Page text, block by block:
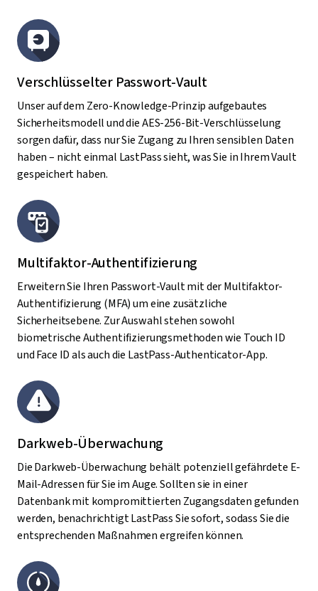
Verschlüsselter Passwort-Vault
Unser auf dem Zero-Knowledge-Prinzip aufgebautes
Sicherheitsmodell und die AES-256-Bit-Verschlüsselung
sorgen dafür, dass nur Sie Zugang zu Ihren sensiblen Daten
haben – nicht einmal LastPass sieht, was Sie in Ihrem Vault
gespeichert haben.
Multifaktor-Authentifizierung
Erweitern Sie Ihren Passwort-Vault mit der Multifaktor-
Authentifizierung (MFA) um eine zusätzliche
Sicherheitsebene. Zur Auswahl stehen sowohl
biometrische Authentifizierungsmethoden wie Touch ID
und Face ID als auch die LastPass-Authenticator-App.
Darkweb-Überwachung
Die Darkweb-Überwachung behält potenziell gefährdete E-
Mail-Adressen für Sie im Auge. Sollten sie in einer
Datenbank mit kompromittierten Zugangsdaten gefunden
werden, benachrichtigt LastPass Sie sofort, sodass Sie die
entsprechenden Maßnahmen ergreifen können.